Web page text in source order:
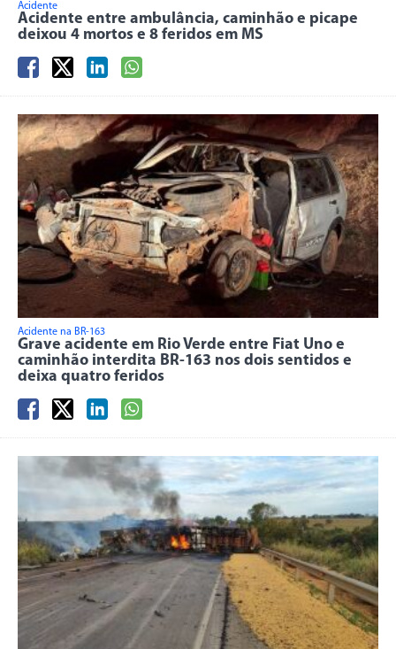
Acidente
Acidente entre ambulância, caminhão e picape
deixou 4 mortos e 8 feridos em MS
Acidente na BR-163
Grave acidente em Rio Verde entre Fiat Uno e
caminhão interdita BR-163 nos dois sentidos e
deixa quatro feridos